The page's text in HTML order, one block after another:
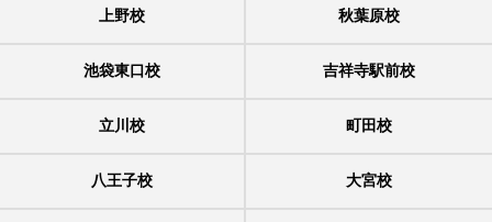
上野校 秋葉原校
池袋東口校 吉祥寺駅前校
立川校 町田校
八王子校 大宮校